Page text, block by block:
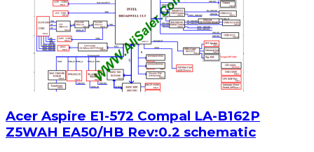
Acer Aspire E1-572 Compal LA-B162P
Z5WAH EA50/HB Rev:0.2 schematic